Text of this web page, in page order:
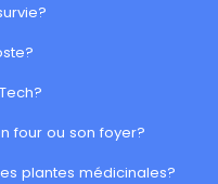
four ou son foyer?
plantes médicinales?